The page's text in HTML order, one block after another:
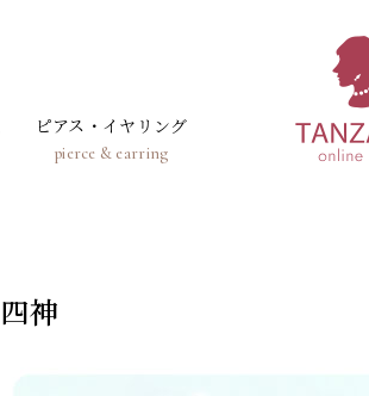
ピアス・イヤリング
pierce & earring
四神